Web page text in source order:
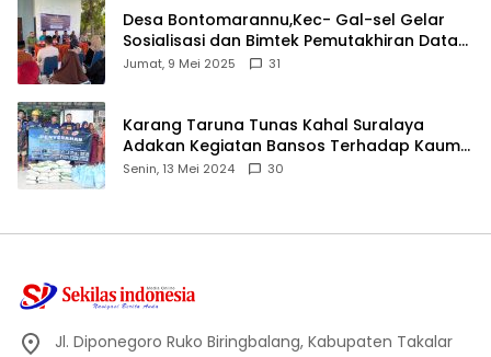
Desa Bontomarannu,Kec- Gal-sel Gelar
Sosialisasi dan Bimtek Pemutakhiran Data
ID
Jumat, 9 Mei 2025 31
Karang Taruna Tunas Kahal Suralaya
Adakan Kegiatan Bansos Terhadap Kaum
Dhuafa dan Anak Yatim-Piatu
Senin, 13 Mei 2024 30
Jl. Diponegoro Ruko Biringbalang, Kabupaten Takalar